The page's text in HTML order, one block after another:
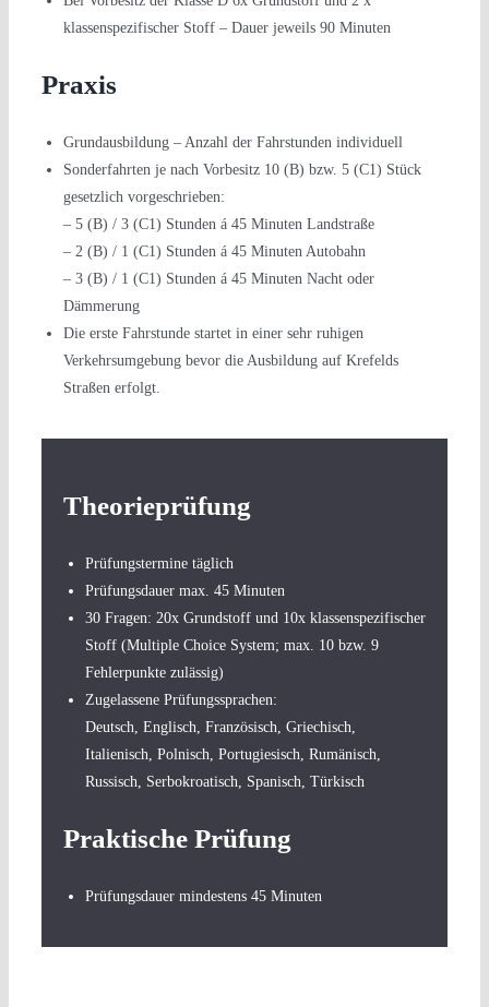
klassenspezifischer Stoff – Dauer jeweils 90 Minuten
Praxis
Grundausbildung – Anzahl der Fahrstunden individuell
Sonderfahrten je nach Vorbesitz 10 (B) bzw. 5 (C1) Stück
gesetzlich vorgeschrieben:
– 5 (B) / 3 (C1) Stunden á 45 Minuten Landstraße
– 2 (B) / 1 (C1) Stunden á 45 Minuten Autobahn
– 3 (B) / 1 (C1) Stunden á 45 Minuten Nacht oder
Dämmerung
Die erste Fahrstunde startet in einer sehr ruhigen
Verkehrsumgebung bevor die Ausbildung auf Krefelds
Straßen erfolgt.
Theorieprüfung
Prüfungstermine täglich
Prüfungsdauer max. 45 Minuten
30 Fragen: 20x Grundstoff und 10x klassenspezifischer
Stoff (Multiple Choice System; max. 10 bzw. 9
Fehlerpunkte zulässig)
Zugelassene Prüfungssprachen:
Deutsch, Englisch, Französisch, Griechisch,
Italienisch, Polnisch, Portugiesisch, Rumänisch,
Russisch, Serbokroatisch, Spanisch, Türkisch
Praktische Prüfung
Prüfungsdauer mindestens 45 Minuten